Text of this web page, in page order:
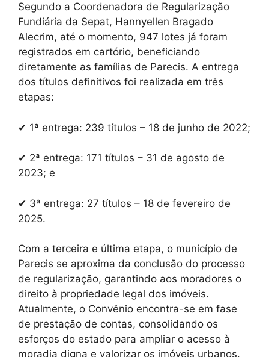
Segundo a Coordenadora de Regularização
Fundiária da Sepat, Hannyellen Bragado
Alecrim, até o momento, 947 lotes já foram
registrados em cartório, beneficiando
diretamente as famílias de Parecis. A entrega
dos títulos definitivos foi realizada em três
etapas:
✔ 1ª entrega: 239 títulos – 18 de junho de 2022;
✔ 2ª entrega: 171 títulos – 31 de agosto de
2023; e
✔ 3ª entrega: 27 títulos – 18 de fevereiro de
2025.
Com a terceira e última etapa, o município de
Parecis se aproxima da conclusão do processo
de regularização, garantindo aos moradores o
direito à propriedade legal dos imóveis.
Atualmente, o Convênio encontra-se em fase
de prestação de contas, consolidando os
esforços do estado para ampliar o acesso à
moradia digna e valorizar os imóveis urbanos.